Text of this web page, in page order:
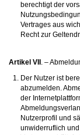
berechtigt der
Vertrages aus
Recht zur
Artikel VII . –
Der Nutzer ist
abzumelden.
der
Nutzerprofil und
unwiderruflich